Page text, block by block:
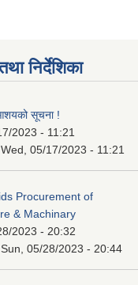
निर्देशिका
सूचना !
2023 - 11:21
Wed, 05/17/2023 - 11:21
Procurement of
& Machinary
2023 - 20:32
Sun, 05/28/2023 - 20:44